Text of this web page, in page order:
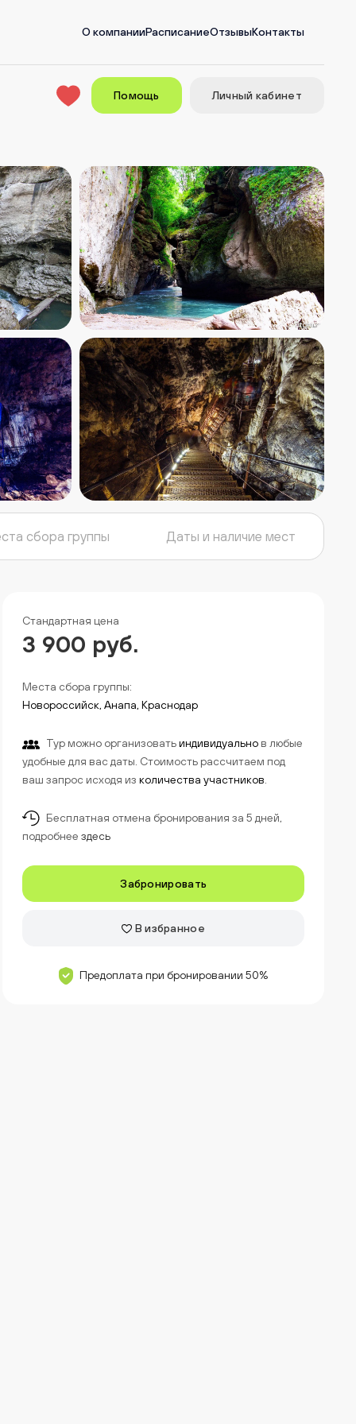
О компанииРасписаниеОтзывыКонтакты
Помощь Личный кабинет
сбора группы Даты и наличие мест
Стандартная цена
3 900 руб.
Места сбора группы:
Новороссийск, Анапа, Краснодар
Тур можно организоватьиндивидуально в любые
удобные для вас даты. Стоимость рассчитаем под
ваш запрос исходя изколичества участников.
Бесплатная отмена бронирования за 5 дней,
подробнеездесь
Забронировать
В избранное
Предоплата при бронировании 50%